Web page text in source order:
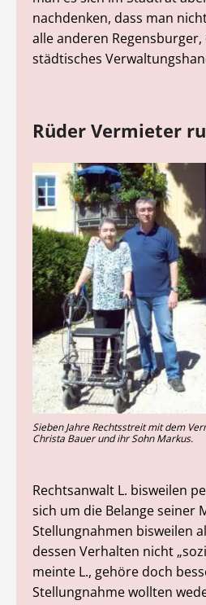
nachdenken, dass man
alle anderen
städtisches
Rüder Vermieter
Sieben Jahre Rechtsstreit mit dem
Christa Bauer und ihr Sohn Markus.
Rechtsanwalt L. bisweilen
sich um die Belange
Stellungnahmen bisweilen
dessen Verhalten nicht
meinte L., gehöre doch
Stellungnahme wollten